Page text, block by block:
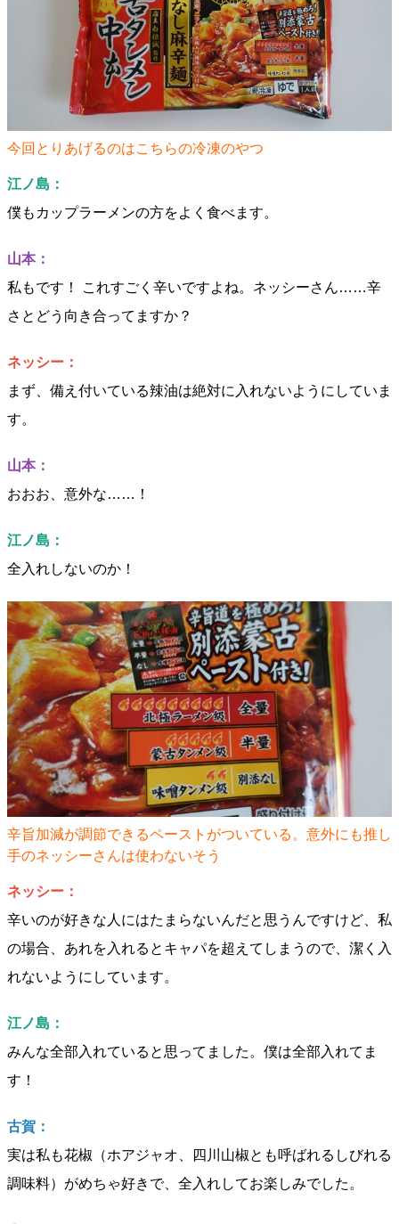
今回とりあげるのはこちらの冷凍のやつ
江ノ島：
僕もカップラーメンの方をよく食べます。
山本：
私もです！ これすごく辛いですよね。ネッシーさん……辛
さとどう向き合ってますか？
ネッシー：
まず、備え付いている辣油は絶対に入れないようにしていま
す。
山本：
おおお、意外な……！
江ノ島：
全入れしないのか！
辛旨加減が調節できるペーストがついている。意外にも推し
手のネッシーさんは使わないそう
ネッシー：
辛いのが好きな人にはたまらないんだと思うんですけど、私
の場合、あれを入れるとキャパを超えてしまうので、潔く入
れないようにしています。
江ノ島：
みんな全部入れていると思ってました。僕は全部入れてま
す！
古賀：
実は私も花椒（ホアジャオ、四川山椒とも呼ばれるしびれる
調味料）がめちゃ好きで、全入れしてお楽しみでした。